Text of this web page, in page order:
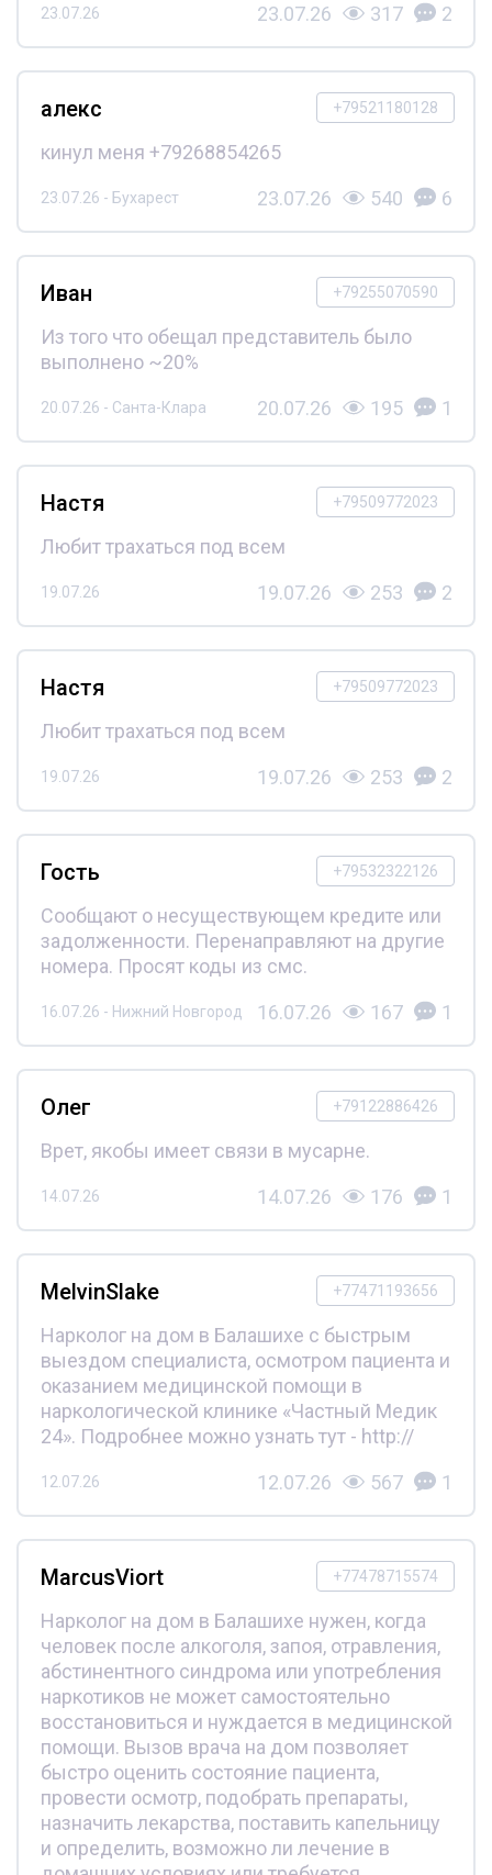
23.07.26 23.07.26 317 2
+79521180128
алекс
кинул меня +79268854265
23.07.26 - Бухарест 23.07.26 540 6
+79255070590
Иван
Из того что обещал представитель было
выполнено ~20%
20.07.26 - Санта-Клара 20.07.26 195 1
+79509772023
Настя
Любит трахаться под всем
19.07.26 19.07.26 253 2
+79509772023
Настя
Любит трахаться под всем
19.07.26 19.07.26 253 2
+79532322126
Гость
Сообщают о несуществующем кредите или
задолженности. Перенаправляют на другие
номера. Просят коды из смс.
16.07.26 - Нижний Новгород 16.07.26 167 1
+79122886426
Олег
Врет, якобы имеет связи в мусарне.
14.07.26 14.07.26 176 1
+77471193656
MelvinSlake
Нарколог на дом в Балашихе с быстрым
выездом специалиста, осмотром пациента и
оказанием медицинской помощи в
наркологической клинике «Частный Медик
24». Подробнее можно узнать тут - http://
12.07.26 12.07.26 567 1
+77478715574
MarcusViort
Нарколог на дом в Балашихе нужен, когда
человек после алкоголя, запоя, отравления,
абстинентного синдрома или употребления
наркотиков не может самостоятельно
восстановиться и нуждается в медицинской
помощи. Вызов врача на дом позволяет
быстро оценить состояние пациента,
провести осмотр, подобрать препараты,
назначить лекарства, поставить капельницу
и определить, возможно ли лечение в